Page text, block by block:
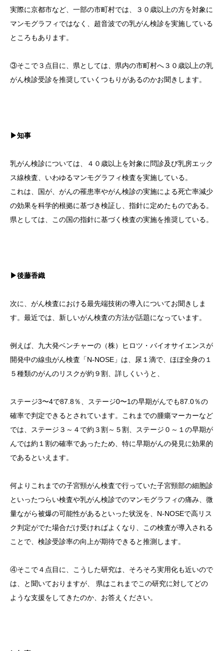
実際に京都市など、一部の市町村では、３０歳以上の方を対象に
マンモグラフィではなく、超音波での乳がん検診を実施している
ところもあります。
③そこで３点目に、県としては、県内の市町村へ３０歳以上の乳
がん検診受診を推奨していくつもりがあるのかお聞きします。
▶知事
乳がん検診については、４０歳以上を対象に問診及び乳房エック
ス線検査、いわゆるマンモグラフィ検査を実施している。
これは、国が、がんの罹患率やがん検診の実施による死亡率減少
の効果を科学的根拠に基づき検証し、指針に定めたものである。
県としては、この国の指針に基づく検査の実施を推奨している。
▶後藤香織
次に、がん検査における最先端技術の導入についてお聞きしま
す。最近では、新しいがん検査の方法が話題になっています。
例えば、九大発ベンチャーの（株）ヒロツ・バイオサイエンスが
開発中の線虫がん検査「N-NOSE」は、尿１滴で、ほぼ全身の１
５種類のがんのリスクが約９割、詳しくいうと、
ステージ3〜4で87.8％、ステージ0〜1の早期がんでも87.0％の
確率で判定できるとされています。これまでの腫瘍マーカーなど
では、ステージ３～４で約３割～５割、ステージ０～１の早期が
んでは約１割の確率であったため、特に早期がんの発見に効果的
であるといえます。
何よりこれまでの子宮頸がん検査で行っていた子宮頸部の細胞診
といったつらい検査や乳がん検診でのマンモグラフィの痛み、微
量ながら被爆の可能性があるといった状況を、N-NOSEで高リス
ク判定がでた場合だけ受ければよくなり、この検査が導入される
ことで、検診受診率の向上が期待できると推測します。
④そこで４点目に、こうした研究は、そろそろ実用化も近いので
は、と聞いておりますが、 県はこれまでこの研究に対してどの
ような支援をしてきたのか、お答えください。